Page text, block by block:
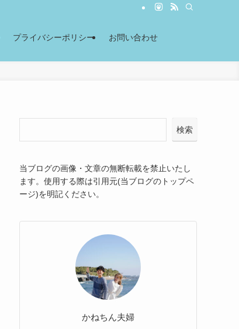
プライバシーポリシー お問い合わせ
検索
当ブログの画像・文章の無断転載を禁止いたし
ます。使用する際は引用元(当ブログのトップペ
ージ)を明記ください。
かねちん夫婦